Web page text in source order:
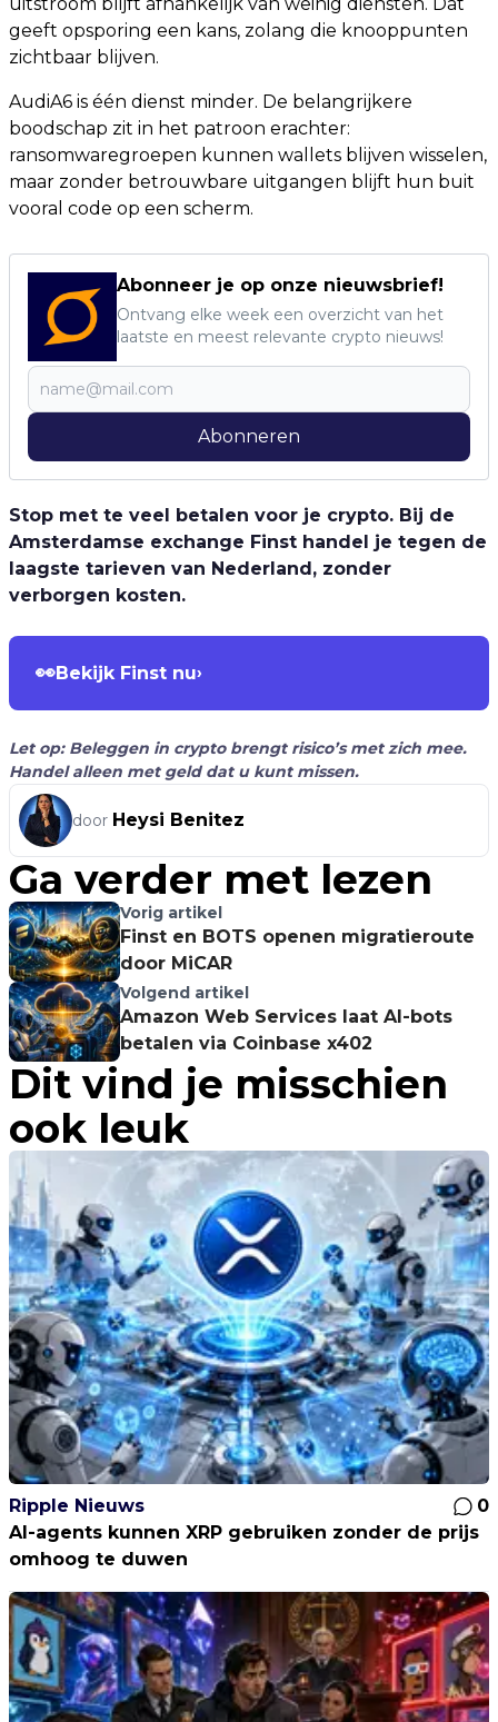
geeft opsporing een kans, zolang die knooppunten
zichtbaar blijven.
AudiA6 is één dienst minder. De belangrijkere
boodschap zit in het patroon erachter:
ransomwaregroepen kunnen wallets blijven wisselen,
maar zonder betrouwbare uitgangen blijft hun buit
vooral code op een scherm.
Abonneer je op onze nieuwsbrief!
Ontvang elke week een overzicht van het
laatste en meest relevante crypto nieuws!
Abonneren
Stop met te veel betalen voor je crypto. Bij de
Amsterdamse exchange Finst handel je tegen de
laagste tarieven van Nederland, zonder
verborgen kosten.
👀Bekijk Finst nu›
Let op: Beleggen in crypto brengt risico’s met zich mee.
Handel alleen met geld dat u kunt missen.
door Heysi Benitez
Ga verder met lezen
Vorig artikel
Finst en BOTS openen migratieroute
door MiCAR
Volgend artikel
Amazon Web Services laat AI-bots
betalen via Coinbase x402
Dit vind je misschien
ook leuk
Ripple Nieuws
0
AI-agents kunnen XRP gebruiken zonder de prijs
omhoog te duwen